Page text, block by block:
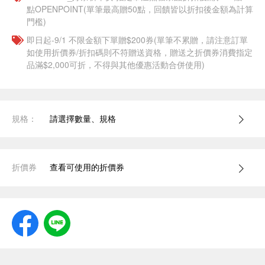
點OPENPOINT(單筆最高贈50點，回饋皆以折扣後金額為計算
門檻)
即日起-9/1 不限金額下單贈$200券(單筆不累贈，請注意訂單
如使用折價券/折扣碼則不符贈送資格，贈送之折價券消費指定
品滿$2,000可折，不得與其他優惠活動合併使用)
規格： 請選擇數量、規格
折價券 查看可使用的折價券